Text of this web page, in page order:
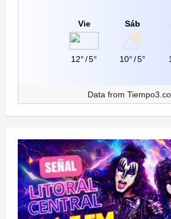
Vie
12°/5°
Sáb
10°/5°
Data from